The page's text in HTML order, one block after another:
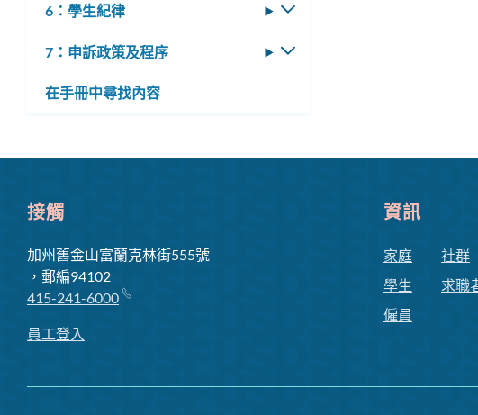
6：學生紀律
切
7：申訴政策及程序
切
在手冊中尋找內容
接觸
加州舊金山富蘭克林街555號
，郵編94102
415-241-6000
員工登入
資訊
家庭
學生
僱員
社群
求職